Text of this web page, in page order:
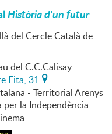
Història d'un futur
del Cercle Català de
del C.C.Calisay
Fita, 31
- Territorial Arenys
la Independència